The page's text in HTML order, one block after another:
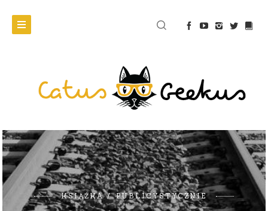
KSIĄŻKA PUBLICYSTYCZNIE